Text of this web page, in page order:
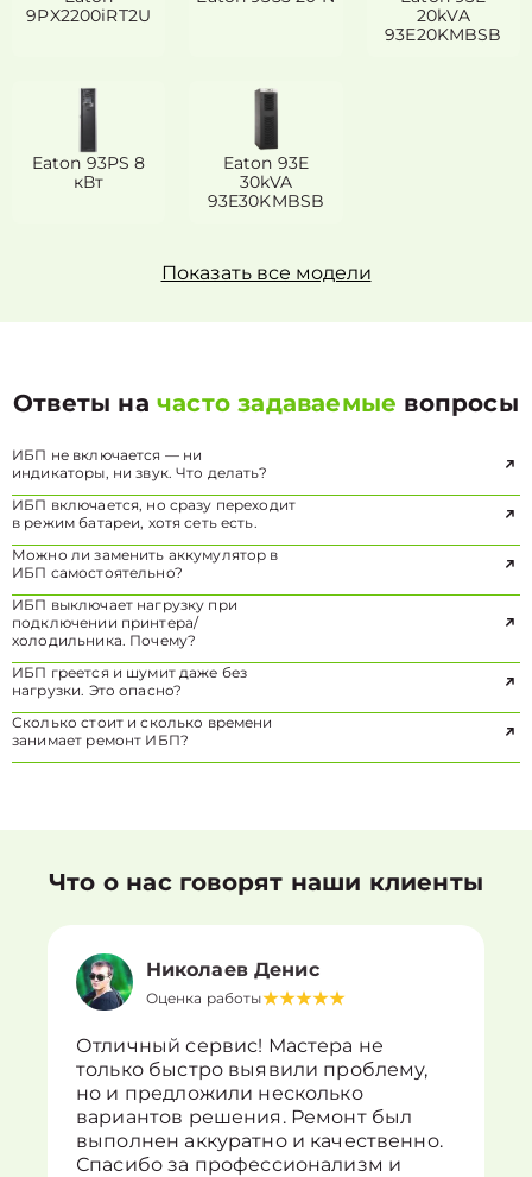
9PX2200iRT2U
20kVA
93E20KMBSB
Eaton 93PS 8
кВт
Eaton 93E
30kVA
93E30KMBSB
Показать все модели
Ответы начасто задаваемые вопросы
ИБП не включается — ни
индикаторы, ни звук. Что делать?
ИБП включается, но сразу переходит
в режим батареи, хотя сеть есть.
Можно ли заменить аккумулятор в
ИБП самостоятельно?
ИБП выключает нагрузку при
подключении принтера/
холодильника. Почему?
ИБП греется и шумит даже без
нагрузки. Это опасно?
Сколько стоит и сколько времени
занимает ремонт ИБП?
Что о нас говорят наши клиенты
Николаев Денис
Оценка работы
Отличный сервис! Мастера не
только быстро выявили проблему,
но и предложили несколько
вариантов решения. Ремонт был
выполнен аккуратно и качественно.
Спасибо за профессионализм и